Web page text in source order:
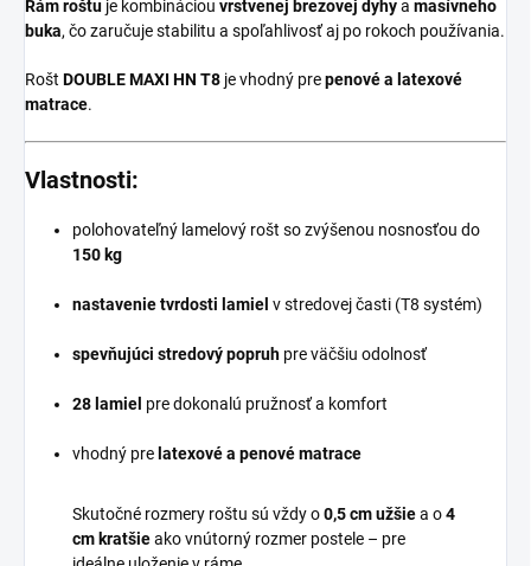
Rám roštu je kombináciou vrstvenej brezovej dyhya masívneho
buka, čo zaručuje stabilitu a spoľahlivosť aj po rokoch používania.
Rošt DOUBLE MAXI HN T8 je vhodný prepenové a latexové
matrace.
Vlastnosti:
polohovateľný lamelový rošt so zvýšenou nosnosťou do
150 kg
nastavenie tvrdosti lamiel v stredovej časti (T8 systém)
spevňujúci stredový popruh pre väčšiu odolnosť
28 lamiel pre dokonalú pružnosť a komfort
vhodný pre latexové a penové matrace
Skutočné rozmery roštu sú vždy o0,5 cm užšiea o4
cm kratšieako vnútorný rozmer postele – pre